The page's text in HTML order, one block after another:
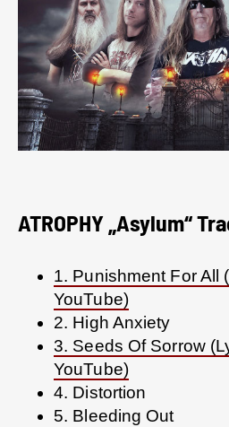
ATROPHY „Asylum“
1. Punishment For All
YouTube)
2. High Anxiety
3. Seeds Of Sorrow
YouTube)
4. Distortion
5. Bleeding Out